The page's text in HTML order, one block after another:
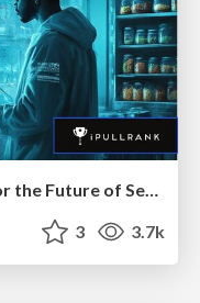
SEO in 2025: How to Prepare for the Future of Search
3 3.7k